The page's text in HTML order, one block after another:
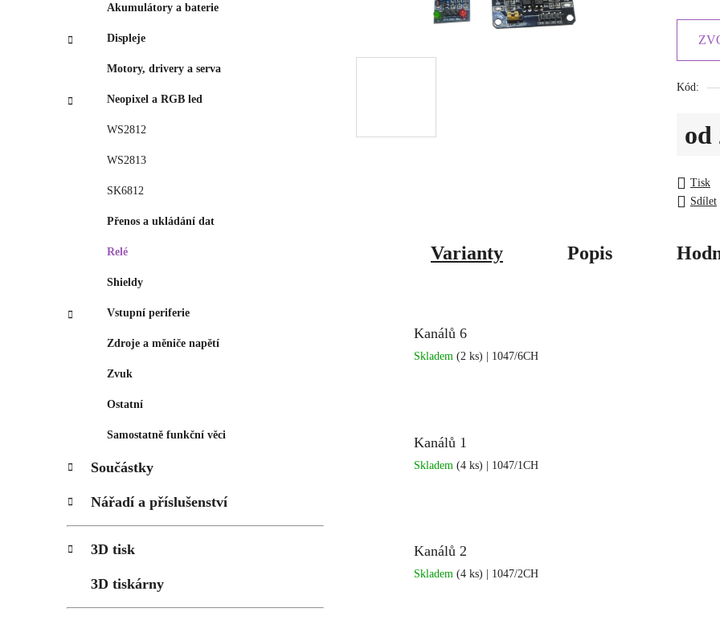
n
Akumulátory a baterie
Displeje
Motory, drivery a serva
Neopixel a RGB led
WS2812
WS2813
SK6812
Přenos a ukládání dat
Relé
Shieldy
Vstupní periferie
Zdroje a měniče napětí
Zvuk
Ostatní
Samostatně funkční věci
Součástky
Nářadí a příslušenství
3D tisk
3D tiskárny
Kód:
od
Tisk
Sdílet
Varianty Popis
Kanálů 6
Skladem (2 ks) | 1047/6CH
Kanálů 1
Skladem (4 ks) | 1047/1CH
Kanálů 2
Skladem (4 ks) | 1047/2CH